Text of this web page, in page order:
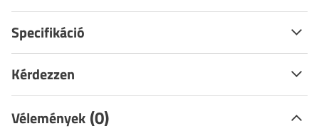
Specifikáció
Kérdezzen
Vélemények (0)